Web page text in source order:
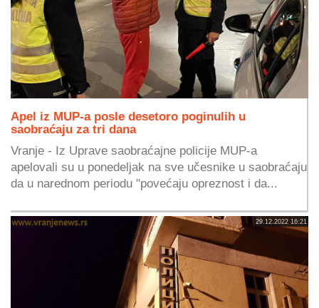
Apel iz MUP-a posle desetoro poginulih u
saobraćaju za tri dana
Vranje - Iz Uprave saobraćajne policije MUP-a
apelovali su u ponedeljak na sve učesnike u saobraćaju
da u narednom periodu "povećaju opreznost i da...
29.12.2022 16:21